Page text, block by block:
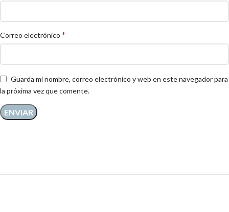
Correo electrónico *
Guarda mi nombre, correo electrónico y web en este navegador para
la próxima vez que comente.